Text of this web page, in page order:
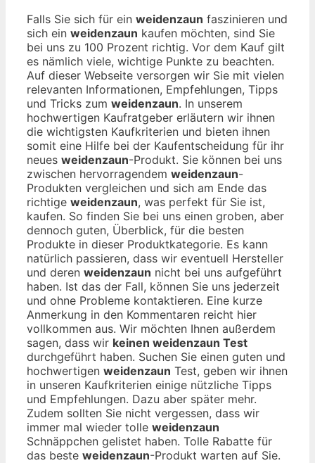
Falls Sie sich für ein weidenzaun faszinieren und
sich ein weidenzaun kaufen möchten, sind Sie
bei uns zu 100 Prozent richtig. Vor dem Kauf gilt
es nämlich viele, wichtige Punkte zu beachten.
Auf dieser Webseite versorgen wir Sie mit vielen
relevanten Informationen, Empfehlungen, Tipps
und Tricks zum weidenzaun. In unserem
hochwertigen Kaufratgeber erläutern wir ihnen
die wichtigsten Kaufkriterien und bieten ihnen
somit eine Hilfe bei der Kaufentscheidung für ihr
neues weidenzaun-Produkt. Sie können bei uns
zwischen hervorragendem weidenzaun-
Produkten vergleichen und sich am Ende das
richtige weidenzaun, was perfekt für Sie ist,
kaufen. So finden Sie bei uns einen groben, aber
dennoch guten, Überblick, für die besten
Produkte in dieser Produktkategorie. Es kann
natürlich passieren, dass wir eventuell Hersteller
und deren weidenzaun nicht bei uns aufgeführt
haben. Ist das der Fall, können Sie uns jederzeit
und ohne Probleme kontaktieren. Eine kurze
Anmerkung in den Kommentaren reicht hier
vollkommen aus. Wir möchten Ihnen außerdem
sagen, dass wir keinen weidenzaun Test
durchgeführt haben. Suchen Sie einen guten und
hochwertigen weidenzaun Test, geben wir ihnen
in unseren Kaufkriterien einige nützliche Tipps
und Empfehlungen. Dazu aber später mehr.
Zudem sollten Sie nicht vergessen, dass wir
immer mal wieder tolle weidenzaun
Schnäppchen gelistet haben. Tolle Rabatte für
das beste weidenzaun-Produkt warten auf Sie.